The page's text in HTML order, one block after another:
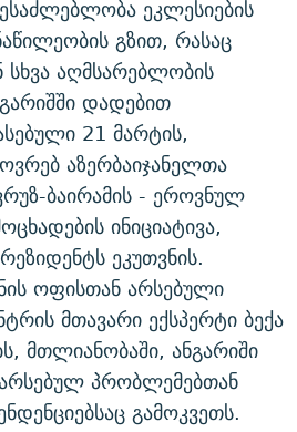
ეკლესიების
გზით, რასაც
აღმსარებლობის
დადებით
21 მარტის,
აზერბაიჯანელთა
ბაირამის - ეროვნულ
ინიციატივა,
ეკუთვნის.
ოფისთან არსებული
მთავარი ექსპერტი ბექა
მთლიანობაში, ანგარიში
პრობლემებთან
გამოკვეთს.